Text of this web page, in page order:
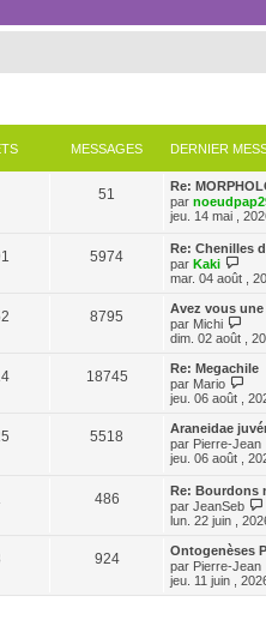
MESSAGES DERNIER
51
Re:
par
jeu. 14 mai ,
5974
Re: Chenilles
par Kaki
o
r
d
e
r
n
i
r
m
e
s
a
g
mar. 04 août ,
8795
Avez vous une
par Michi
i
r
e
d
r
n
r
m
e
s
a
g
e
dim. 02 août ,
18745
Re: Megachile
par Mario
o
r
l
e
d
r
n
i
r
m
e
s
jeu. 06 août ,
5518
Araneidae
par Pierre-Jean
jeu. 06 août ,
486
Re: Bourdons
par JeanSeb
lun. 22 juin ,
924
Ontogenèses
par Pierre-Jean
jeu. 11 juin ,